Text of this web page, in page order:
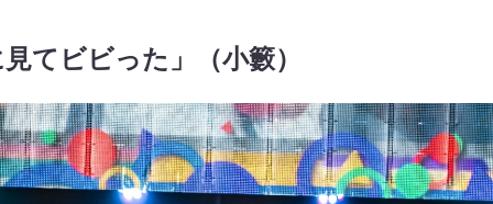
てビビった」（小籔）